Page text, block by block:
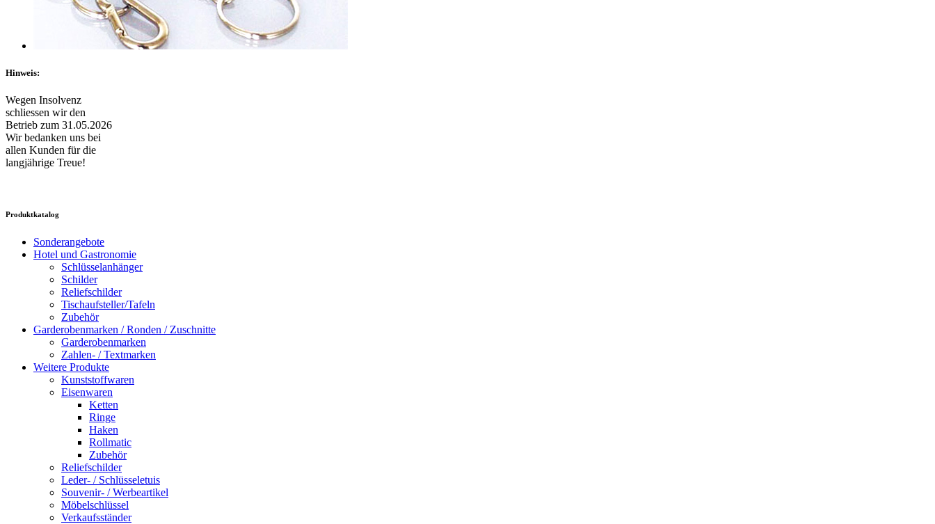
Hinweis:
Wegen Insolvenz
schliessen wir den
Betrieb zum 31.05.2026
Wir bedanken uns bei
allen Kunden für die
langjährige Treue!
Produktkatalog
Sonderangebote
Hotel und Gastronomie
Schlüsselanhänger
Schilder
Reliefschilder
Tischaufsteller/Tafeln
Zubehör
Garderobenmarken / Ronden / Zuschnitte
Garderobenmarken
Zahlen- / Textmarken
Weitere Produkte
Kunststoffwaren
Eisenwaren
Ketten
Ringe
Haken
Rollmatic
Zubehör
Reliefschilder
Leder- / Schlüsseletuis
Souvenir- / Werbeartikel
Möbelschlüssel
Verkaufsständer